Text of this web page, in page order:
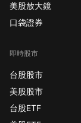
美股放大鏡
口袋證券
即時股市
台股股市
美股股市
台股ETF